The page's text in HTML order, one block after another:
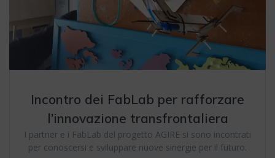
Incontro dei FabLab per rafforzare
l’innovazione transfrontaliera
I partner e i FabLab del progetto AGIRE si sono incontrati
per conoscersi e sviluppare nuove sinergie per il futuro.